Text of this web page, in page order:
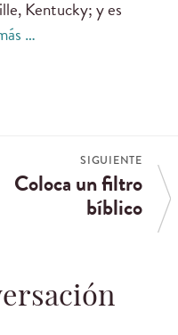
Kentucky; y es
…
SIGUIENTE
Coloca un filtro
bíblico